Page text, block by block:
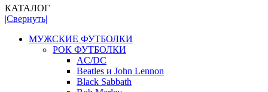
КАТАЛОГ
|Свернуть|
МУЖСКИЕ ФУТБОЛКИ
РОК ФУТБОЛКИ
AC/DC
Beatles и John Lennon
Black Sabbath